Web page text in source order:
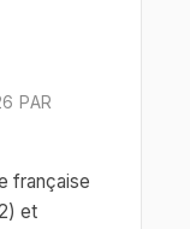
PAR
française
et